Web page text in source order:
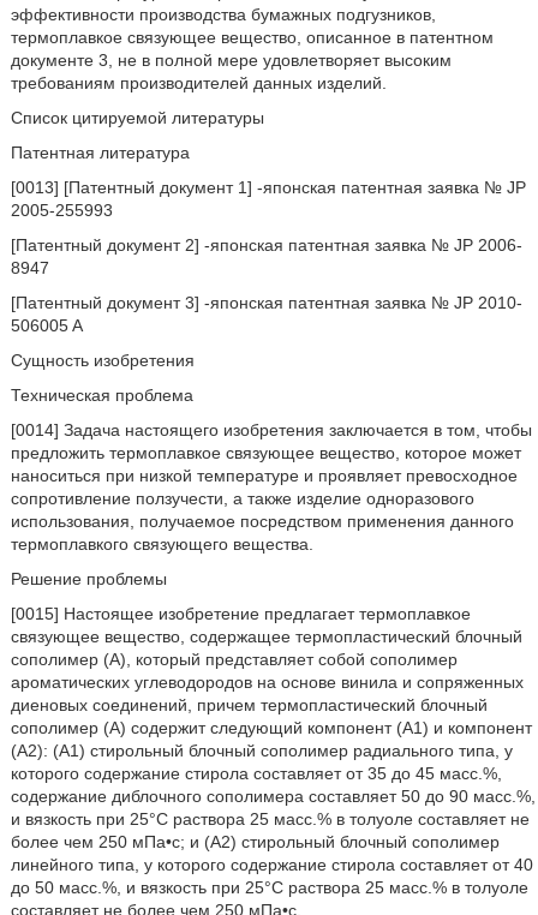
эффективности производства бумажных подгузников,
термоплавкое связующее вещество, описанное в патентном
документе 3, не в полной мере удовлетворяет высоким
требованиям производителей данных изделий.
Список цитируемой литературы
Патентная литература
[0013] [Патентный документ 1] -японская патентная заявка № JP
2005-255993
[Патентный документ 2] -японская патентная заявка № JP 2006-
8947
[Патентный документ 3] -японская патентная заявка № JP 2010-
506005 A
Сущность изобретения
Техническая проблема
[0014] Задача настоящего изобретения заключается в том, чтобы
предложить термоплавкое связующее вещество, которое может
наноситься при низкой температуре и проявляет превосходное
сопротивление ползучести, а также изделие одноразового
использования, получаемое посредством применения данного
термоплавкого связующего вещества.
Решение проблемы
[0015] Настоящее изобретение предлагает термоплавкое
связующее вещество, содержащее термопластический блочный
сополимер (A), который представляет собой сополимер
ароматических углеводородов на основе винила и сопряженных
диеновых соединений, причем термопластический блочный
сополимер (A) содержит следующий компонент (A1) и компонент
(A2): (A1) стирольный блочный сополимер радиального типа, у
которого содержание стирола составляет от 35 до 45 масс.%,
содержание диблочного сополимера составляет 50 до 90 масс.%,
и вязкость при 25°C раствора 25 масс.% в толуоле составляет не
более чем 250 мПа•с; и (A2) стирольный блочный сополимер
линейного типа, у которого содержание стирола составляет от 40
до 50 масс.%, и вязкость при 25°C раствора 25 масс.% в толуоле
составляет не более чем 250 мПа•с.